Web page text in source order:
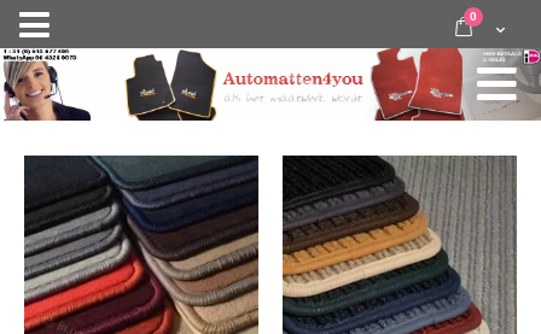
Nav
activeren
door
inhoud
Cart
0 items